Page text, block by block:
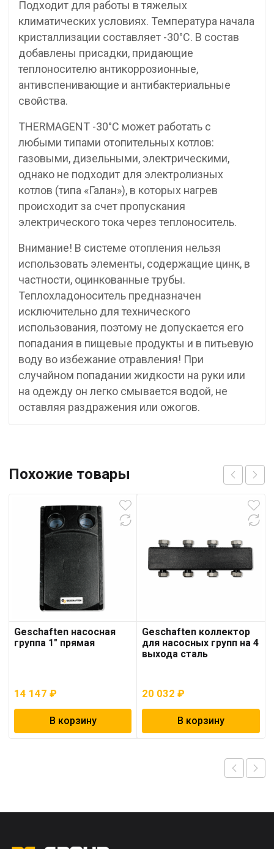
Подходит для работы в тяжелых
климатических условиях. Температура начала
кристаллизации составляет -30°С. В состав
добавлены присадки, придающие
теплоносителю антикоррозионные,
антивспенивающие и антибактериальные
свойства.
THERMAGENT -30°С может работать с
любыми типами отопительных котлов:
газовыми, дизельными, электрическими,
однако не подходит для электролизных
котлов (типа «Галан»), в которых нагрев
происходит за счет пропускания
электрического тока через теплоноситель.
Внимание! В системе отопления нельзя
использовать элементы, содержащие цинк, в
частности, оцинкованные трубы.
Теплохладоноситель предназначен
исключительно для технического
использования, поэтому не допускается его
попадания в пищевые продукты и в питьевую
воду во избежание отравления! При
случайном попадании жидкости на руки или
на одежду он легко смывается водой, не
оставляя раздражения или ожогов.
Похожие товары
Geschaften насосная
группа 1″ прямая
14 147 ₽
В корзину
Geschaften коллектор
для насосных групп на 4
выхода сталь
20 032₽
В корзину